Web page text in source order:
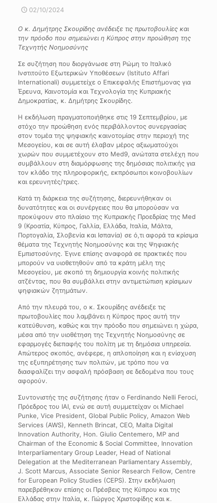
02/10/2024
Ο κ. Δημήτρης Σκουρίδης ανέδειξε τις πρωτοβουλίες και
την πρόοδο που σημειώνει η Κύπρος στην προώθηση της
Τεχνητής Νοημοσύνης
Σε συζήτηση που διοργάνωσε στη Ρώμη το Ιταλικό
Ινστιτούτο Εξωτερικών Υποθέσεων (Istituto Affari
Internationali) συμμετείχε ο Επικεφαλής Επιστήμονας για
Έρευνα, Καινοτομία και Τεχνολογία της Κυπριακής
Δημοκρατίας, κ. Δημήτρης Σκουρίδης.
Η εκδήλωση πραγματοποιήθηκε στις 19 Σεπτεμβρίου, με
στόχο την προώθηση ενός περιβάλλοντος συνεργασίας
στον τομέα της ψηφιακής καινοτομίας στην περιοχή της
Μεσογείου, και σε αυτή έλαβαν μέρος αξιωματούχοι
χωρών που συμμετέχουν στο Μed9, ανώτατα στελέχη που
συμβάλλουν στη διαμόρφωσης της δημόσιας πολιτικής για
τον κλάδο της πληροφορικής, εκπρόσωποι κοινοβουλίων
και ερευνητές/τριες.
Κατά τη διάρκεια της συζήτησης, διερευνήθηκαν οι
δυνατότητες και οι συνέργειες που θα μπορούσαν να
προκύψουν στο πλαίσιο της Κυπριακής Προεδρίας της Med
9 (Κροατία, Κύπρος, Γαλλία, Ελλάδα, Ιταλία, Μάλτα,
Πορτογαλία, Σλοβενία και Ισπανία) σε ό,τι αφορά τα κρίσιμα
θέματα της Τεχνητής Νοημοσύνης και της Ψηφιακής
Εμπιστοσύνης. Έγινε επίσης αναφορά σε πρακτικές που
μπορούν να υιοθετηθούν από τα κράτη μέλη της
Μεσογείου, με σκοπό τη δημιουργία κοινής πολιτικής
ατζέντας, που θα συμβάλλει στην αντιμετώπιση κρίσιμων
ψηφιακών ζητημάτων.
Από την πλευρά του, ο κ. Σκουρίδης ανέδειξε τις
πρωτοβουλίες που λαμβάνει η Κύπρος προς αυτή την
κατεύθυνση, καθώς και την πρόοδο που σημειώνει η χώρα,
μέσα από την υιοθέτηση της Τεχνητής Νοημοσύνης σε
εφαρμογές διεπαφής του πολίτη με τη δημόσια υπηρεσία.
Απώτερος σκοπός, ανέφερε, η απλοποίηση και η ενίσχυση
της εξυπηρέτησης των πολιτών, με τρόπο που να
διασφαλίζει την ασφαλή πρόσβαση σε δεδομένα που τους
αφορούν.
Συντονιστής της συζήτησης ήταν ο Ferdinando Nelli Feroci,
Πρόεδρος του IAI, ενώ σε αυτή συμμετείχαν οι Michael
Punke, Vice President, Global Public Policy, Amazon Web
Services (AWS), Kenneth Brincat, CEO, Malta Digital
Innovation Authority, Hon. Giulio Centemero, MP and
Chairman of the Economic & Social Committee, Innovation
Interparliamentary Group Leader, Head of National
Delegation at the Mediterranean Parliamentary Assembly,
J. Scott Marcus, Associate Senior Research Fellow, Centre
for European Policy Studies (CEPS). Στην εκδήλωση
παρεβρέθηκαν επίσης οι Πρέσβεις της Κύπρου και της
Ελλάδας στην Ιταλία, κ. Γιώργος Χριστοφίδης και κ.